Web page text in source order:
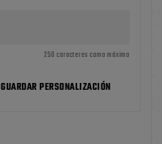
250 caracteres como máximo
GUARDAR PERSONALIZACIÓN